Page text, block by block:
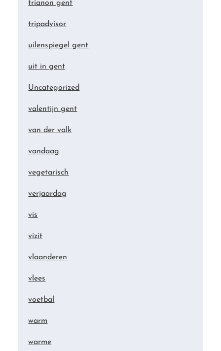
trianon gent
tripadvisor
uilenspiegel gent
uit in gent
Uncategorized
valentijn gent
van der valk
vandaag
vegetarisch
verjaardag
vis
vizit
vlaanderen
vlees
voetbal
warm
warme